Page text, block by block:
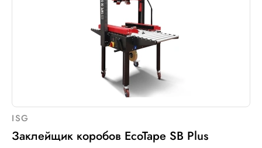
ISG
Заклейщик коробов EcoTape SB Plus